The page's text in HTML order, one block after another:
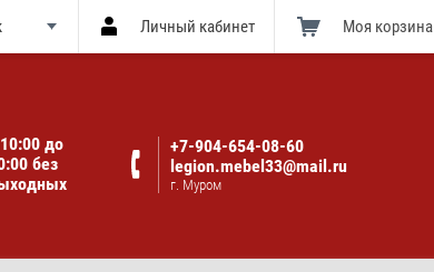
Личный кабинет Моя корзина
до
без
+7-904-654-08-60
legion.mebel33@mail.ru
г. Муром